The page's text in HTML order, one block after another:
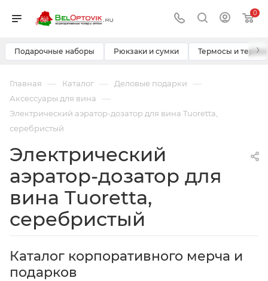
0
Подарочные наборы Рюкзаки и сумки Термосы и ›
Главная — Каталог — Деловые подарки —
Аксессуары для вина —
Электрический аэратор-дозатор для вина Tuoretta,
серебристый
Электрический
аэратор-дозатор для
вина Tuoretta,
серебристый
Каталог корпоративного мерча и
подарков